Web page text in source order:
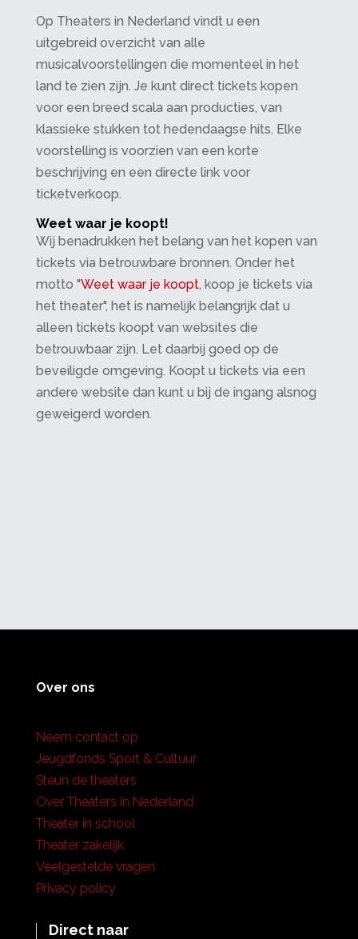
Op Theaters in Nederland vindt u een
uitgebreid overzicht van alle
musicalvoorstellingen die momenteel in het
land te zien zijn. Je kunt direct tickets kopen
voor een breed scala aan producties, van
klassieke stukken tot hedendaagse hits. Elke
voorstelling is voorzien van een korte
beschrijving en een directe link voor
ticketverkoop.
Weet waar je koopt!
Wij benadrukken het belang van het kopen van
tickets via betrouwbare bronnen. Onder het
motto "Weet waar je koopt, koop je tickets via
het theater", het is namelijk belangrijk dat u
alleen tickets koopt van websites die
betrouwbaar zijn. Let daarbij goed op de
beveiligde omgeving. Koopt u tickets via een
andere website dan kunt u bij de ingang alsnog
geweigerd worden.
Over ons
Neem contact op
Jeugdfonds Sport & Cultuur
Steun de theaters
Over Theaters in Nederland
Theater in school
Theater zakelijk
Veelgestelde vragen
Privacy policy
Direct naar